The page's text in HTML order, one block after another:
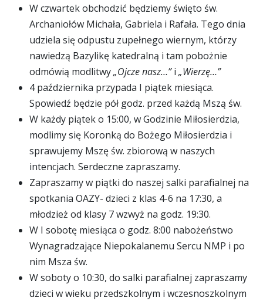
W czwartek obchodzić będziemy święto św.
Archaniołów Michała, Gabriela i Rafała. Tego dnia
udziela się odpustu zupełnego wiernym, którzy
nawiedzą Bazylikę katedralną i tam pobożnie
odmówią modlitwy„Ojcze nasz…”i „Wierzę…”
4 października przypada I piątek miesiąca.
Spowiedź będzie pół godz. przed każdą Mszą św.
W każdy piątek o 15:00, w Godzinie Miłosierdzia,
modlimy się Koronką do Bożego Miłosierdzia i
sprawujemy Mszę św. zbiorową w naszych
intencjach. Serdeczne zapraszamy.
Zapraszamy w piątki do naszej salki parafialnej na
spotkania OAZY- dzieci z klas 4-6 na 17:30, a
młodzież od klasy 7 wzwyż na godz. 19:30.
W I sobotę miesiąca o godz. 8:00 nabożeństwo
Wynagradzające Niepokalanemu Sercu NMP i po
nim Msza św.
W soboty o 10:30, do salki parafialnej zapraszamy
dzieci w wieku przedszkolnym i wczesnoszkolnym